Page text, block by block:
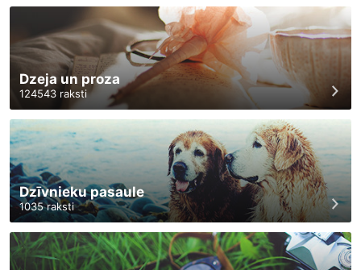
Dzeja un proza
124543 raksti
Dzīvnieku pasaule
1035raksti